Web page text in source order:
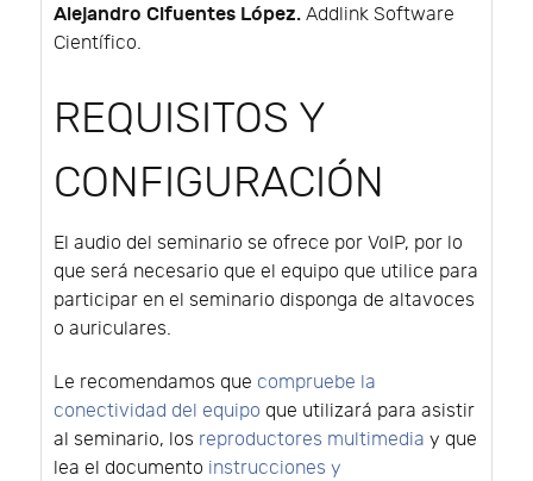
Alejandro Cifuentes López. Addlink Software
Científico.
REQUISITOS Y
CONFIGURACIÓN
El audio del seminario se ofrece por VoIP, por lo
que será necesario que el equipo que utilice para
participar en el seminario disponga de altavoces
o auriculares.
Le recomendamos que compruebe la
conectividad del equipo que utilizará para asistir
al seminario, los reproductores multimedia y que
lea el documento instrucciones y